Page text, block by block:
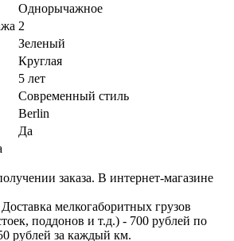
Однорычажное
2
Зеленый
Круглая
5 лет
Современный стиль
Berlin
Да
заказа. В интернет-магазине
мелкогаборитных грузов
поддонов и т.д.) - 700 рублей по
рублей за каждый км.